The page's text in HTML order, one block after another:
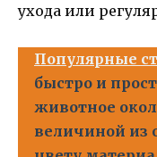
ухода или
Популярные
быстро и
животное
величиной из